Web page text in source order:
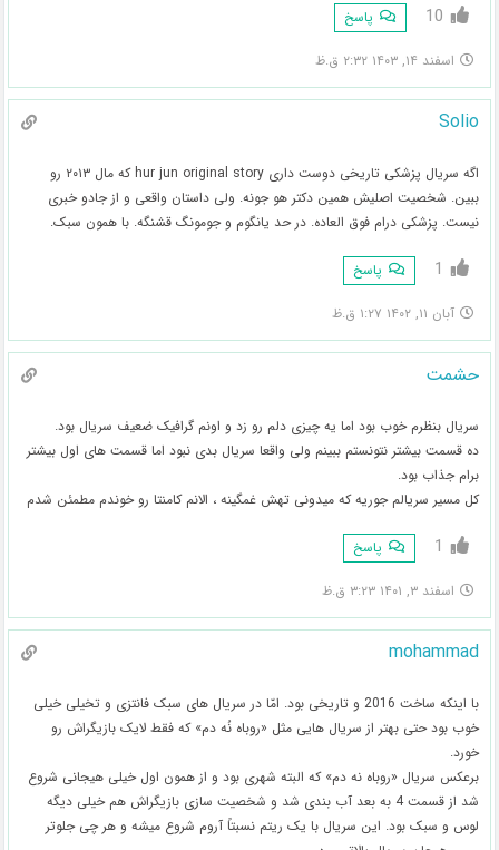
10 پاسخ
اسفند ۱۴, ۱۴۰۳ ۲:۳۲ ق.ظ
Solio
اگه سریال پزشکی تاریخی دوست داری hur jun original story که مال ۲۰۱۳ رو
ببین. شخصیت اصلیش همین دکتر هو جونه. ولی داستان واقعی و از جادو خبری
نیست. پزشکی درام فوق العاده. در حد یانگوم و جومونگ قشنگه. با همون سبک.
1 پاسخ
آبان ۱۱, ۱۴۰۲ ۱:۲۷ ق.ظ
حشمت
سریال بنظرم خوب بود اما یه چیزی دلم رو زد و اونم گرافیک ضعیف سریال بود.
ده قسمت بیشتر نتونستم ببینم ولی واقعا سریال بدی نبود اما قسمت های اول بیشتر
برام جذاب بود.
کل مسیر سریالم جوریه که میدونی تهش غمگینه ، الانم کامنتا رو خوندم مطمئن شدم
1 پاسخ
اسفند ۳, ۱۴۰۱ ۳:۲۳ ق.ظ
mohammad
با اینکه ساخت 2016 و تاریخی بود. امّا در سریال های سبک فانتزی و تخیلی خیلی
خوب بود حتی بهتر از سریال هایی مثل «روباه نُه دم» که فقط لایک بازیگراش رو
خورد.
برعکس سریال «روباه نه دم» که البته شهری بود و از همون اول خیلی هیجانی شروع
شد از قسمت 4 به بعد آب بندی شد و شخصیت سازی بازیگراش هم خیلی دیگه
لوس و سبک بود. این سریال با یک ریتم نسبتاً آروم شروع میشه و هر چی جلوتر